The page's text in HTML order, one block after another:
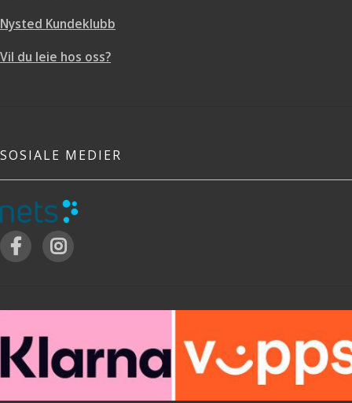
Nysted Kundeklubb
Vil du leie hos oss?
SOSIALE MEDIER